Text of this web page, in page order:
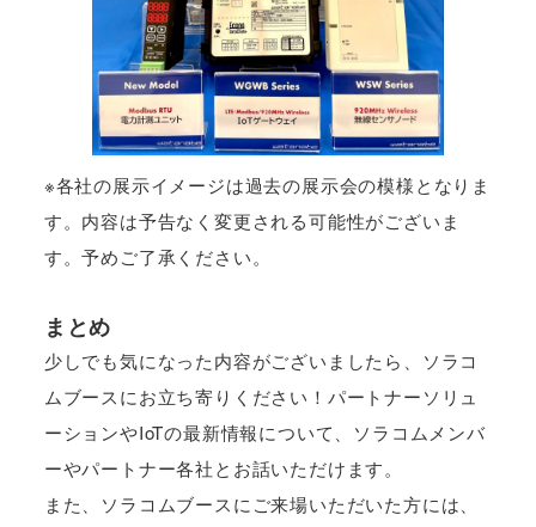
※各社の展示イメージは過去の展示会の模様となりま
す。内容は予告なく変更される可能性がございま
す。予めご了承ください。
まとめ
少しでも気になった内容がございましたら、ソラコ
ムブースにお立ち寄りください！パートナーソリュ
ーションやIoTの最新情報について、ソラコムメンバ
ーやパートナー各社とお話いただけます。
また、ソラコムブースにご来場いただいた方には、